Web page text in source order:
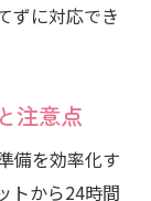
ずに対応でき
注意点
備を効率化す
トから24時間